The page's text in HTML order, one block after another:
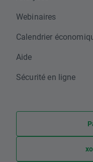
Webinaires
Calendrier
Aide
Sécurité en ligne